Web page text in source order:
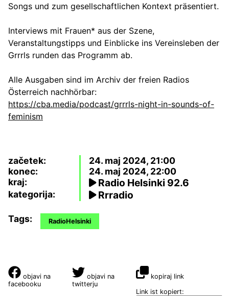
Songs und zum gesellschaftlichen Kontext präsentiert.
Interviews mit Frauen* aus der Szene,
Veranstaltungstipps und Einblicke ins Vereinsleben der
Grrrls runden das Programm ab.
Alle Ausgaben sind im Archiv der freien Radios
Österreich nachhörbar:
https://cba.media/podcast/grrrls-night-in-sounds-of-
feminism
začetek:
24. maj 2024, 21:00
konec:
24. maj 2024, 22:00
kraj:
Radio Helsinki 92.6
kategorija: Rrradio
Tags: RadioHelsinki
objavi na
facebooku
objavi na
twitterju
kopiraj link
Link ist kopiert: